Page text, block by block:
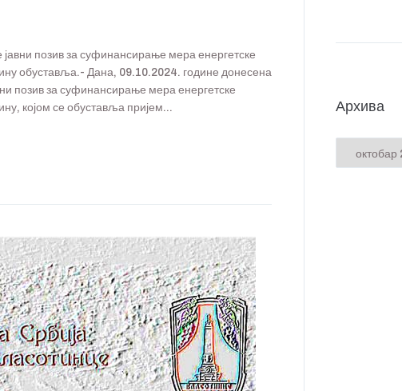
позив за суфинансирање мера енергетске
обуставља.- Дана, 09.10.2024. године донесена
позив за суфинансирање мера енергетске
којом се обуставља пријем...
Архива